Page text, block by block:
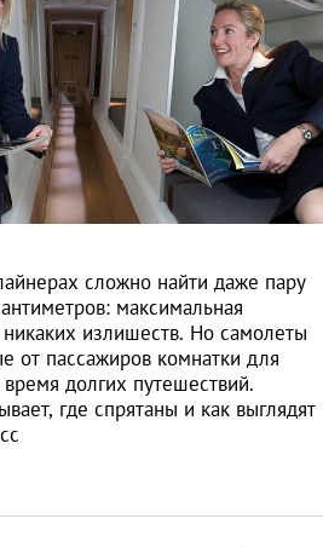
сложно найти даже пару
максимальная
излишеств. Но самолеты
от пассажиров комнатки для
долгих путешествий.
где спрятаны и как выглядят